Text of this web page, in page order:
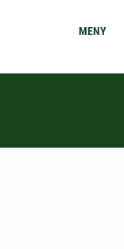
MENY